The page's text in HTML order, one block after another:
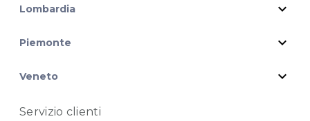
Lombardia expand_more
Piemonte expand_more
Veneto expand_more
Servizio clienti